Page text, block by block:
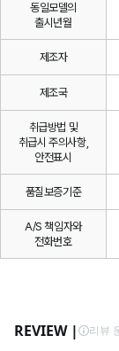
동일모델의
출시년월
제조자
제조국
취급방법 및
취급시 주의사항,
안전표시
품질보증기준
A/S 책임자와
전화번호